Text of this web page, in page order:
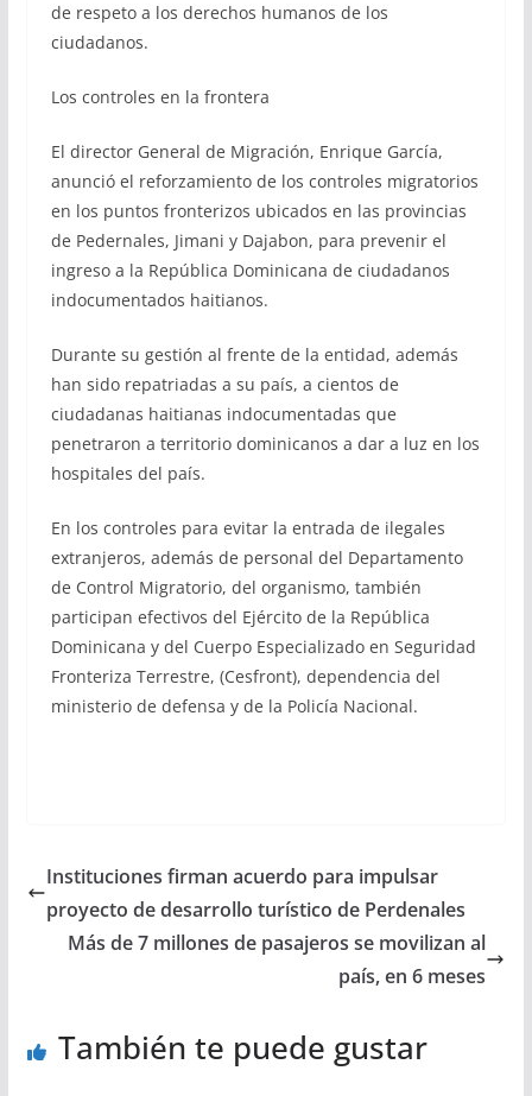
de respeto a los derechos humanos de los
ciudadanos.
Los controles en la frontera
El director General de Migración, Enrique García,
anunció el reforzamiento de los controles migratorios
en los puntos fronterizos ubicados en las provincias
de Pedernales, Jimani y Dajabon, para prevenir el
ingreso a la República Dominicana de ciudadanos
indocumentados haitianos.
Durante su gestión al frente de la entidad, además
han sido repatriadas a su país, a cientos de
ciudadanas haitianas indocumentadas que
penetraron a territorio dominicanos a dar a luz en los
hospitales del país.
En los controles para evitar la entrada de ilegales
extranjeros, además de personal del Departamento
de Control Migratorio, del organismo, también
participan efectivos del Ejército de la República
Dominicana y del Cuerpo Especializado en Seguridad
Fronteriza Terrestre, (Cesfront), dependencia del
ministerio de defensa y de la Policía Nacional.
Instituciones firman acuerdo para impulsar
proyecto de desarrollo turístico de Perdenales
Más de 7 millones de pasajeros se movilizan al
país, en 6 meses
También te puede gustar